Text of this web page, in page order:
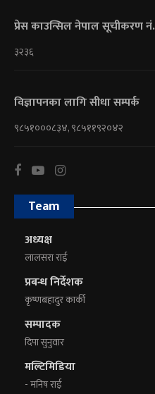
प्रेस काउन्सिल नेपाल सूचीकरण नं.
३२३६
विज्ञापनका लागि सीधा सम्पर्क
९८५१०००८३४, ९८५११९२०४२
Team
अध्यक्ष
लालसरा राई
प्रबन्ध निर्देशक
कृष्णबहादुर कार्की
सम्पादक
दिपा सुनुवार
मल्टिमिडिया
- मनिष राई